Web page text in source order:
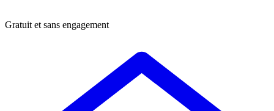
Gratuit et sans engagement